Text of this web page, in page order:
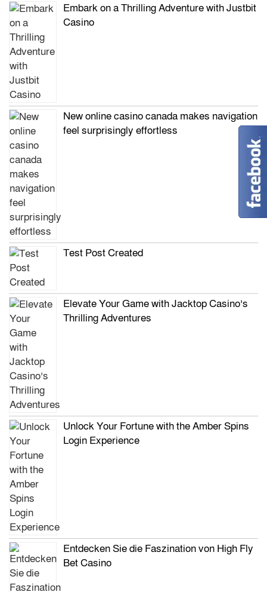
Embark on a Thrilling Adventure with Justbit
Casino
New online casino canada makes navigation
feel surprisingly effortless
Test Post Created
Elevate Your Game with Jacktop Casino’s
Thrilling Adventures
Unlock Your Fortune with the Amber Spins
Login Experience
Entdecken Sie die Faszination von High Fly
Bet Casino